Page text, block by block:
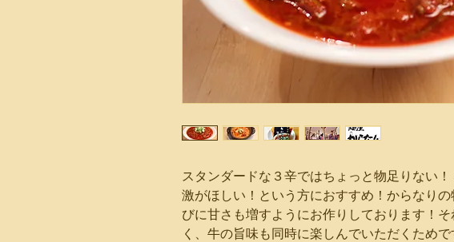
スタンダードな３辛ではちょっと物足りない
激がほしい！という方におすすめ！からなり
びに甘さも増すようにお作りしております！
く、牛の旨味も同時に楽しんでいただくため